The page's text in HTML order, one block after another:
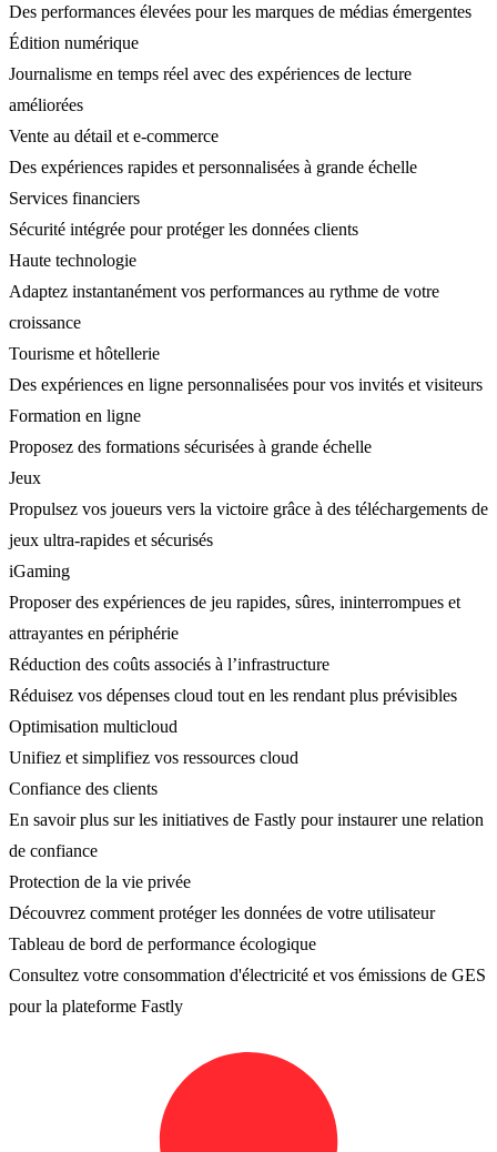
Des performances élevées pour les marques de médias émergentes
Édition numérique
Journalisme en temps réel avec des expériences de lecture
améliorées
Vente au détail et e-commerce
Des expériences rapides et personnalisées à grande échelle
Services financiers
Sécurité intégrée pour protéger les données clients
Haute technologie
Adaptez instantanément vos performances au rythme de votre
croissance
Tourisme et hôtellerie
Des expériences en ligne personnalisées pour vos invités et visiteurs
Formation en ligne
Proposez des formations sécurisées à grande échelle
Jeux
Propulsez vos joueurs vers la victoire grâce à des téléchargements de
jeux ultra-rapides et sécurisés
iGaming
Proposer des expériences de jeu rapides, sûres, ininterrompues et
attrayantes en périphérie
Réduction des coûts associés à l’infrastructure
Réduisez vos dépenses cloud tout en les rendant plus prévisibles
Optimisation multicloud
Unifiez et simplifiez vos ressources cloud
Confiance des clients
En savoir plus sur les initiatives de Fastly pour instaurer une relation
de confiance
Protection de la vie privée
Découvrez comment protéger les données de votre utilisateur
Tableau de bord de performance écologique
Consultez votre consommation d'électricité et vos émissions de GES
pour la plateforme Fastly